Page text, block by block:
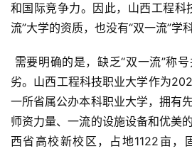
和国际竞争力。因此，山西工程科
流”大学的资质，也没有“双一流”学科
劣。山西工程科技职业大学作为
一所省属公办本科职业大学，拥有
师资力量、一流的设施设备和优美
西省高校新校区，占地1122亩，